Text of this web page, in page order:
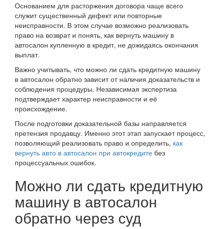
Основанием для расторжения договора чаще всего
служит существенный дефект или повторные
неисправности. В этом случае возможно реализовать
право на возврат и понять, как вернуть машину в
автосалон купленную в кредит, не дожидаясь окончания
выплат.
Важно учитывать, что можно ли сдать кредитную машину
в автосалон обратно зависит от наличия доказательств и
соблюдения процедуры. Независимая экспертиза
подтверждает характер неисправности и её
происхождение.
После подготовки доказательной базы направляется
претензия продавцу. Именно этот этап запускает процесс,
позволяющий реализовать право и определить, как
вернуть авто в автосалон при автокредите без
процессуальных ошибок.
Можно ли сдать кредитную
машину в автосалон
обратно через суд